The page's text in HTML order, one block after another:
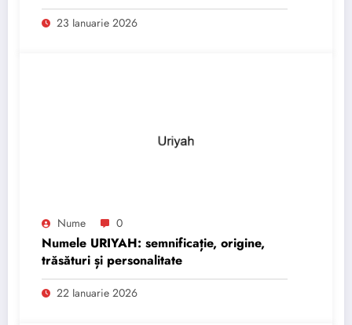
23 Ianuarie 2026
Nume 0
Numele URIYAH: semnificație, origine,
trăsături și personalitate
22 Ianuarie 2026